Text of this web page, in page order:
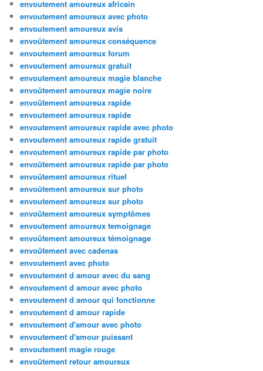
envoutement amoureux africain
envoutement amoureux avec photo
envoutement amoureux avis
envoûtement amoureux conséquence
envoutement amoureux forum
envoutement amoureux gratuit
envoutement amoureux magie blanche
envoûtement amoureux magie noire
envoûtement amoureux rapide
envoutement amoureux rapide
envoutement amoureux rapide avec photo
envoutement amoureux rapide gratuit
envoutement amoureux rapide par photo
envoûtement amoureux rapide par photo
envoûtement amoureux rituel
envoûtement amoureux sur photo
envoutement amoureux sur photo
envoûtement amoureux symptômes
envoutement amoureux temoignage
envoûtement amoureux témoignage
envoûtement avec cadenas
envoutement avec photo
envoutement d amour avec du sang
envoutement d amour avec photo
envoutement d amour qui fonctionne
envoutement d amour rapide
envoutement d'amour avec photo
envoutement d'amour puissant
envoutement magie rouge
envoûtement retour amoureux